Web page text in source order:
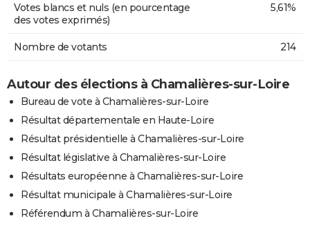
Votes blancs et nuls (en pourcentage
des votes exprimés)
5,61%
Nombre de votants 214
Autour des élections à Chamalières-sur-Loire
Bureau de vote à Chamalières-sur-Loire
Résultat départementale en Haute-Loire
Résultat présidentielle à Chamalières-sur-Loire
Résultat législative à Chamalières-sur-Loire
Résultats européenne à Chamalières-sur-Loire
Résultat municipale à Chamalières-sur-Loire
Référendum à Chamalières-sur-Loire